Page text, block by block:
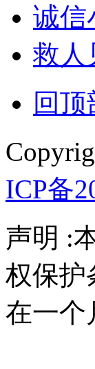
诚信
救人
回顶
ICP备
声明 :
权保护
在一个